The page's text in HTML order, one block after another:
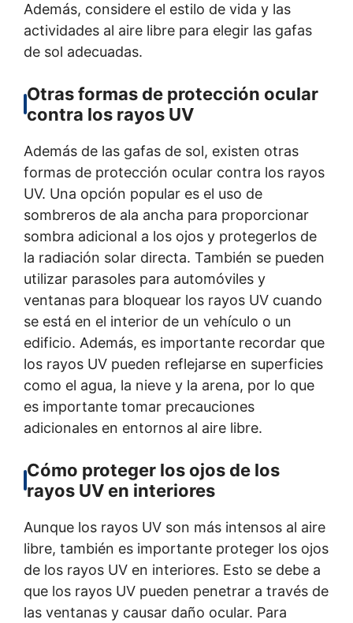
Además, considere el estilo de vida y las
actividades al aire libre para elegir las gafas
de sol adecuadas.
Otras formas de protección ocular
contra los rayos UV
Además de las gafas de sol, existen otras
formas de protección ocular contra los rayos
UV. Una opción popular es el uso de
sombreros de ala ancha para proporcionar
sombra adicional a los ojos y protegerlos de
la radiación solar directa. También se pueden
utilizar parasoles para automóviles y
ventanas para bloquear los rayos UV cuando
se está en el interior de un vehículo o un
edificio. Además, es importante recordar que
los rayos UV pueden reflejarse en superficies
como el agua, la nieve y la arena, por lo que
es importante tomar precauciones
adicionales en entornos al aire libre.
Cómo proteger los ojos de los
rayos UV en interiores
Aunque los rayos UV son más intensos al aire
libre, también es importante proteger los ojos
de los rayos UV en interiores. Esto se debe a
que los rayos UV pueden penetrar a través de
las ventanas y causar daño ocular. Para